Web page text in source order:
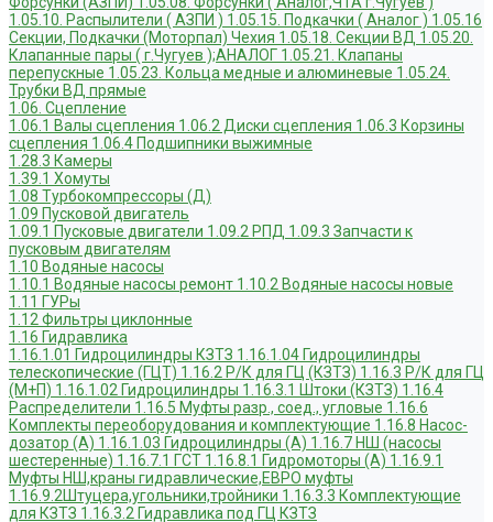
1.05.10. Распылители ( АЗПИ ) 1.05.15. Подкачки ( Аналог ) 1.05.16
Секции, Подкачки (Моторпал) Чехия 1.05.18. Секции ВД 1.05.20.
Клапанные пары ( г.Чугуев );АНАЛОГ 1.05.21. Клапаны
перепускные 1.05.23. Кольца медные и алюминевые 1.05.24.
Трубки ВД прямые
1.06. Сцепление
1.06.1 Валы сцепления 1.06.2 Диски сцепления 1.06.3 Корзины
сцепления 1.06.4 Подшипники выжимные
1.28.3 Камеры
1.39.1 Хомуты
1.08 Турбокомпрессоры (Д)
1.09 Пусковой двигатель
1.09.1 Пусковые двигатели 1.09.2 РПД 1.09.3 Запчасти к
пусковым двигателям
1.10 Водяные насосы
1.10.1 Водяные насосы ремонт 1.10.2 Водяные насосы новые
1.11 ГУРы
1.12 Фильтры циклонные
1.16 Гидравлика
1.16.1.01 Гидроцилиндры КЗТЗ 1.16.1.04 Гидроцилиндры
телескопические (ГЦТ) 1.16.2 Р/К для ГЦ (КЗТЗ) 1.16.3 Р/К для ГЦ
(М+П) 1.16.1.02 Гидроцилиндры 1.16.3.1 Штоки (КЗТЗ) 1.16.4
Распределители 1.16.5 Муфты разр., соед., угловые 1.16.6
Комплекты переоборудования и комплектующие 1.16.8 Насос-
дозатор (А) 1.16.1.03 Гидроцилиндры (А) 1.16.7 НШ (насосы
шестеренные) 1.16.7.1 ГСТ 1.16.8.1 Гидромоторы (А) 1.16.9.1
Муфты НШ,краны гидравлические,ЕВРО муфты
1.16.9.2Штуцера,угольники,тройники 1.16.3.3 Комплектующие
для КЗТЗ 1.16.3.2 Гидравлика под ГЦ КЗТЗ